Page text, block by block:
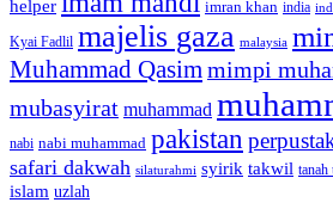
helper imran khan india
Kyai Fadlil majelis gaza malaysia
Muhammad Qasim mimpi
mubasyirat muhammad
nabi nabi muhammad pakistan
safari dakwah silaturahmi syirik takwil tanah
islam uzlah